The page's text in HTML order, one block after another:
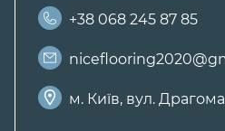
+38 068 245 87 85
м. Київ, вул.